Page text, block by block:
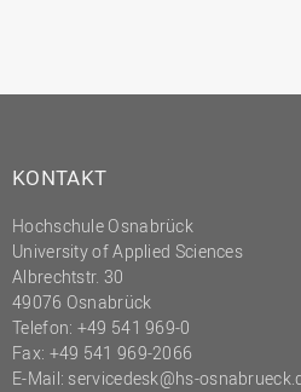
KONTAKT
Hochschule Osnabrück
University of Applied Sciences
Albrechtstr. 30
49076 Osnabrück
Telefon: +49 541 969-0
Fax: +49 541 969-2066
E-Mail: servicedesk@hs-